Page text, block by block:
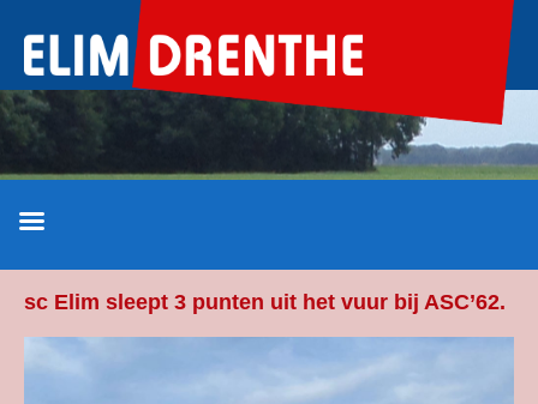
naar
inhoud
sc Elim sleept 3 punten uit het vuur bij ASC’62.